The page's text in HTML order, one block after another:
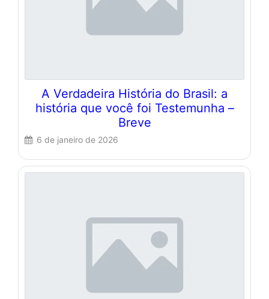
A Verdadeira História do Brasil: a
história que você foi Testemunha –
Breve
6 de janeiro de 2026